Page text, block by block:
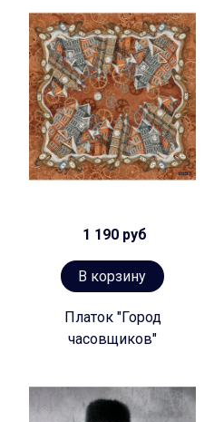
1 190 руб
В корзину
Платок "Город
часовщиков"